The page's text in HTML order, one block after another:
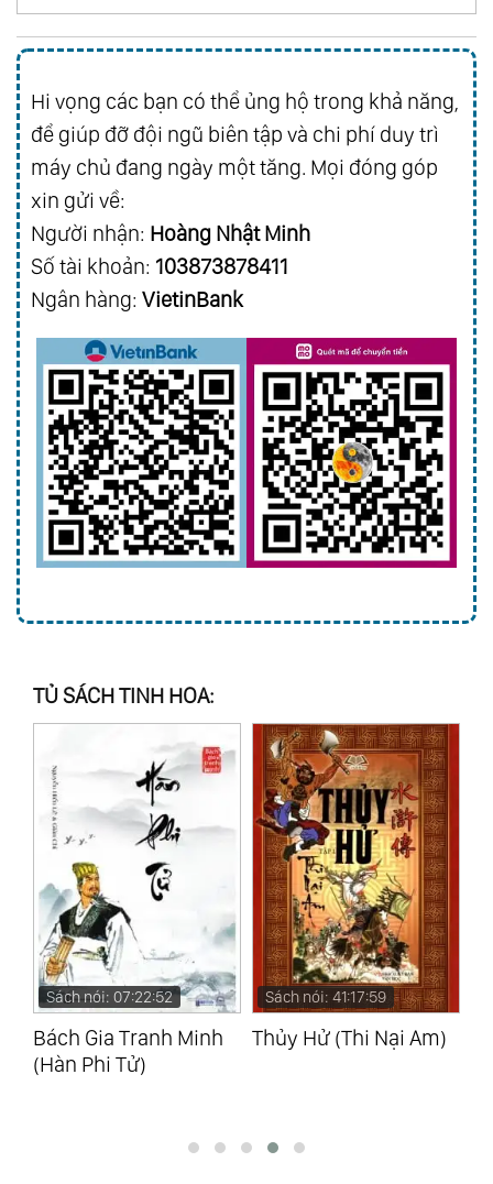
Hi vọng các bạn có thể ủng hộ trong khả năng,
để giúp đỡ đội ngũ biên tập và chi phí duy trì
máy chủ đang ngày một tăng. Mọi đóng góp
xin gửi về:
Người nhận: Hoàng Nhật Minh
Số tài khoản: 103873878411
Ngân hàng: VietinBank
TỦ SÁCH TINH HOA:
Sách nói: 07:22:52
Bách Gia Tranh Minh
(Hàn Phi Tử)
Sách nói: 41:17:59
Thủy Hử (Thi Nại Am)